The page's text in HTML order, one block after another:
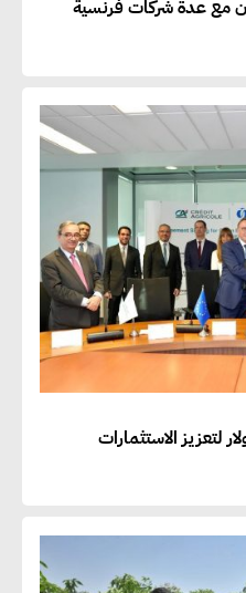
مع عدة شركات فرنسية
20 مليون دولار لتعزيز الاستثمارات